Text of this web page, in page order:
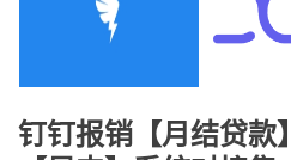
钉钉报销【月结贷款